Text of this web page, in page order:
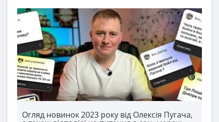
Огляд новинок 2023 року від Олексія Пугача,